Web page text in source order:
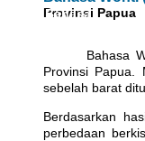
Bahasa
Provinsi Papua
Bahasa
Provinsi Papua.
sebelah barat
Berdasarkan
perbedaan